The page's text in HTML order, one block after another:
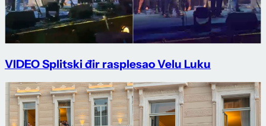
VIDEO Splitski đir rasplesao Velu Luku